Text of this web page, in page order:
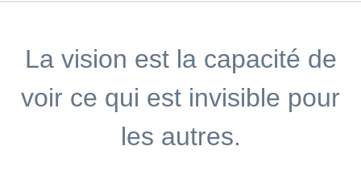
La vision est la capacité de
voir ce qui est invisible pour
les autres.